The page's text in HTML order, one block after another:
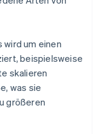
wird um einen
beispielsweise
skalieren
was sie
größeren